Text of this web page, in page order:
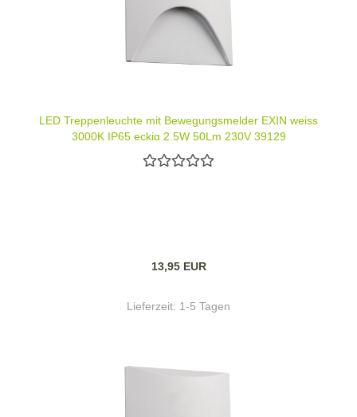
LED Treppenleuchte mit Bewegungsmelder EXIN weiss
3000K IP65 eckig 2,5W 50Lm 230V 39129
13,95 EUR
Lieferzeit: 1-5 Tagen